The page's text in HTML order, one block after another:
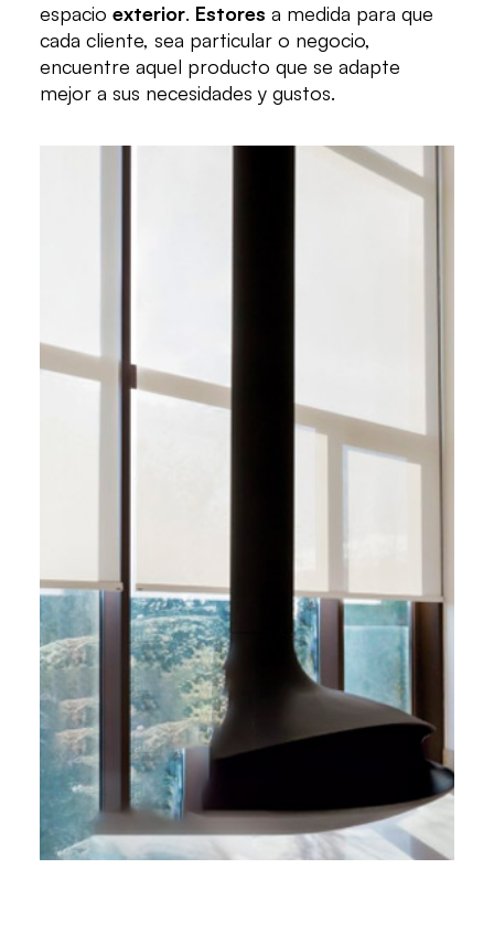
espacio exterior. Estores a medida para que
cada cliente, sea particular o negocio,
encuentre aquel producto que se adapte
mejor a sus necesidades y gustos.